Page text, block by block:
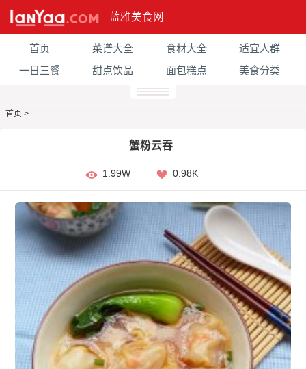
蓝雅美食网
首页 菜谱大全 食材大全
适宜人群
一日三餐
甜点饮品 面包糕点 美食分类
首页 >
蟹粉云吞
1.99W 0.98K